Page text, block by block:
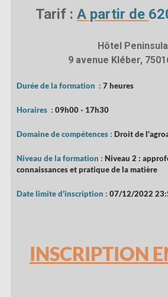
Tarif : A partir de
Hôtel Peninsula
9 avenue Kléber,
Durée de la formation :7 heures
Horaires :09h00 - 17h30
Domaine de compétences :Droit de
Niveau de la formation :Niveau 2 :
connaissances et pratique de la matière
Date limite d'inscription :07/12/2022
INSCRIPTION